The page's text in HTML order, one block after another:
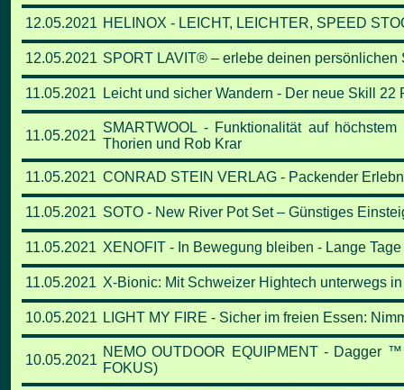
12.05.2021 HELINOX - LEICHT, LEICHTER, SPEED
12.05.2021 SPORT LAVIT® – erlebe deinen persönlichen
11.05.2021 Leicht und sicher Wandern - Der neue Skill 22
11.05.2021
SMARTWOOL - Funktionalität auf
Thorien und Rob Krar
11.05.2021 CONRAD STEIN VERLAG - Packender
11.05.2021 SOTO - New River Pot Set – Günstiges
11.05.2021 XENOFIT - In Bewegung bleiben - Lange
11.05.2021 X-Bionic: Mit Schweizer Hightech unterwegs
10.05.2021 LIGHT MY FIRE - Sicher im freien Essen:
10.05.2021
NEMO OUTDOOR EQUIPMENT - Dagger
FOKUS)